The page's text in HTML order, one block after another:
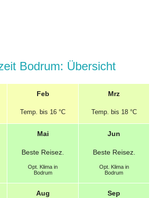
Bodrum: Übersicht
Feb
Temp. bis 16 °C
Mrz
Temp. bis 18 °C
Mai
Beste Reisez.
Opt.
Klima in
Bodrum
Jun
Beste Reisez.
Opt.
Klima in
Bodrum
Aug Sep